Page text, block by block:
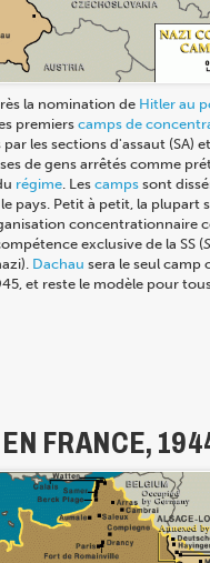
la nomination de Hitler au
premiers camps de
les sections d'assaut (SA)
de gens arrêtés comme
régime. Les camps sont
pays. Petit à petit, la plupart
concentrationnaire
exclusive de la SS (
Dachau sera le seul camp
et reste le modèle pour
FRANCE,